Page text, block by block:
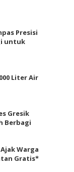
Presisi
untuk
Liter Air
Gresik
Berbagi
Warga
Gratis*